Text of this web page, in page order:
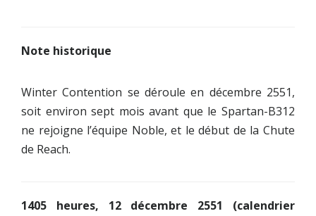
Note historique
Winter Contention se déroule en décembre 2551,
soit environ sept mois avant que le Spartan-B312
ne rejoigne l’équipe Noble, et le début de la Chute
de Reach.
1405 heures, 12 décembre 2551 (calendrier